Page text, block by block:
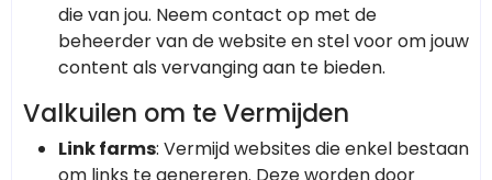
die van jou. Neem contact op met de
beheerder van de website en stel voor om jouw
content als vervanging aan te bieden.
Valkuilen om te Vermijden
Link farms: Vermijd websites die enkel bestaan
om links te genereren. Deze worden door